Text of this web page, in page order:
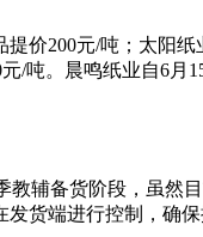
200元/吨；太阳纸
/吨。晨鸣纸业自6月
辅备货阶段，虽然
货端进行控制，确保